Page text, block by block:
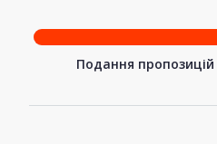
Подання пропозицій